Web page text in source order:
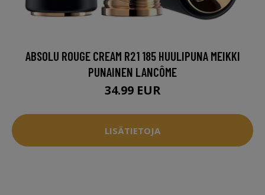
ABSOLU ROUGE CREAM R21 185 HUULIPUNA MEIKKI
PUNAINEN LANCÔME
34.99 EUR
LISÄTIETOJA